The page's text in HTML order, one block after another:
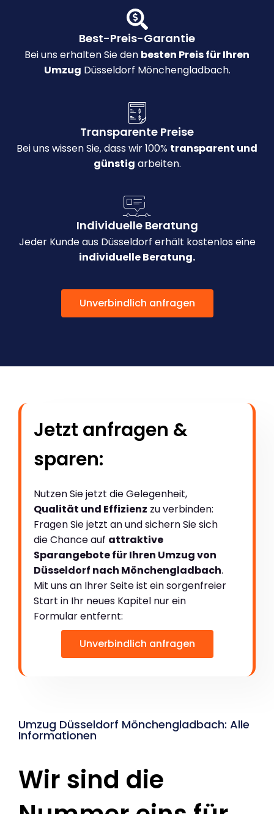
Best-Preis-Garantie
Bei uns erhalten Sie den besten Preis für Ihren
Umzug Düsseldorf Mönchengladbach.
Transparente Preise
Bei uns wissen Sie, dass wir 100% transparent und
günstig arbeiten.
Individuelle Beratung
Jeder Kunde aus Düsseldorf erhält kostenlos eine
individuelle Beratung.
Unverbindlich anfragen
Jetzt anfragen &
sparen:
Nutzen Sie jetzt die Gelegenheit,
Qualität und Effizienz zu verbinden:
Fragen Sie jetzt an und sichern Sie sich
die Chance auf attraktive
Sparangebote für Ihren Umzug von
Düsseldorf nach Mönchengladbach.
Mit uns an Ihrer Seite ist ein sorgenfreier
Start in Ihr neues Kapitel nur ein
Formular entfernt:
Unverbindlich anfragen
Umzug Düsseldorf Mönchengladbach: Alle
Informationen
Wir sind die